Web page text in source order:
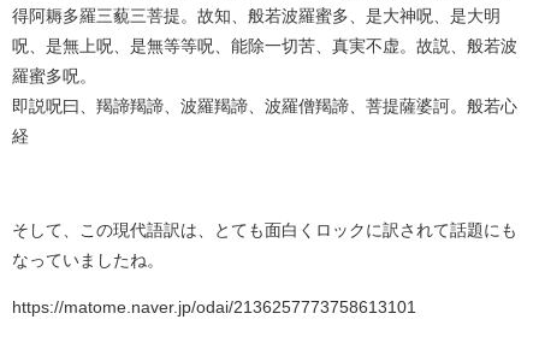
得阿耨多羅三藐三菩提。故知、般若波羅蜜多、是大神呪、是大明
呪、是無上呪、是無等等呪、能除一切苦、真実不虚。故説、般若波
羅蜜多呪。
即説呪曰、羯諦羯諦、波羅羯諦、波羅僧羯諦、菩提薩婆訶。般若心
経
そして、この現代語訳は、とても面白くロックに訳されて話題にも
なっていましたね。
https://matome.naver.jp/odai/2136257773758613101